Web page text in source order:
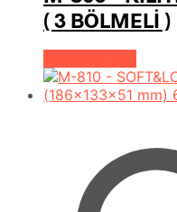
( 3 BÖLMELİ )